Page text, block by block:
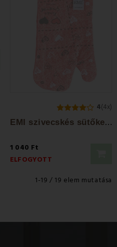
4(4x)
E
MI szivecskés sütőkesztyű
1 040 Ft
ELFOGYOTT
1-19 / 19 elem mutatása